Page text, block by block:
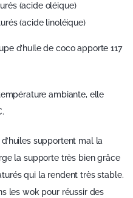
(acide oléique)
(acide linoléique)
d’huile de coco apporte 117
ambiante, elle
supportent mal la
la supporte très bien grâce
qui la rendent très stable.
les wok pour réussir des